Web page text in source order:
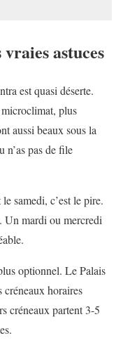
astuces
est quasi déserte.
plus
aussi beaux sous la
pas de file
samedi, c’est le pire.
Un mardi ou mercredi
optionnel. Le Palais
créneaux horaires
créneaux partent 3-5